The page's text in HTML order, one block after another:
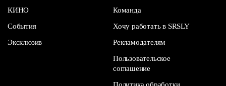
КИНО
События
Эксклюзив
Команда
Хочу работать в SRSLY
Рекламодателям
Пользовательское
соглашение
Политика обработки